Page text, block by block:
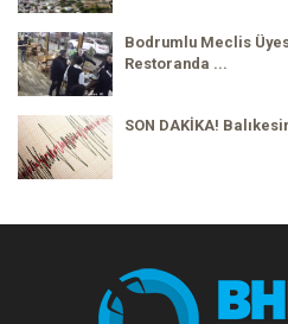
Bodrumlu Meclis
Restoranda ...
SON DAKİKA!